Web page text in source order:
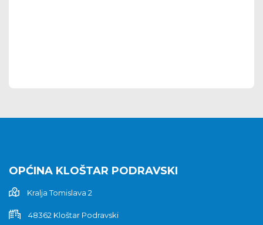
OPĆINA KLOŠTAR PODRAVSKI
Kralja Tomislava 2
48362 Kloštar Podravski